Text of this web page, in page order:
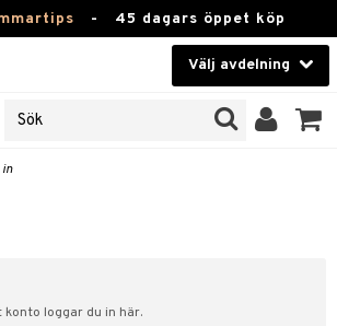
- 45 dagars öppet köp
Välj avdelning
in
konto loggar du in här.